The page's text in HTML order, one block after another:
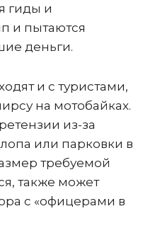
гиды и
и пытаются
деньги.
и с туристами,
на мотобайках.
из-за
или парковки в
требуемой
также может
с «офицерами в